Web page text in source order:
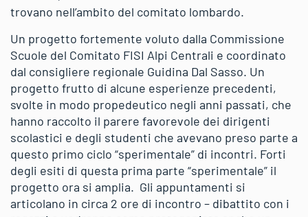
trovano nell’ambito del comitato lombardo.
Un progetto fortemente voluto dalla Commissione
Scuole del Comitato FISI Alpi Centrali e coordinato
dal consigliere regionale Guidina Dal Sasso. Un
progetto frutto di alcune esperienze precedenti,
svolte in modo propedeutico negli anni passati, che
hanno raccolto il parere favorevole dei dirigenti
scolastici e degli studenti che avevano preso parte a
questo primo ciclo “sperimentale” di incontri. Forti
degli esiti di questa prima parte “sperimentale” il
progetto ora si amplia. Gli appuntamenti si
articolano in circa 2 ore di incontro – dibattito con i